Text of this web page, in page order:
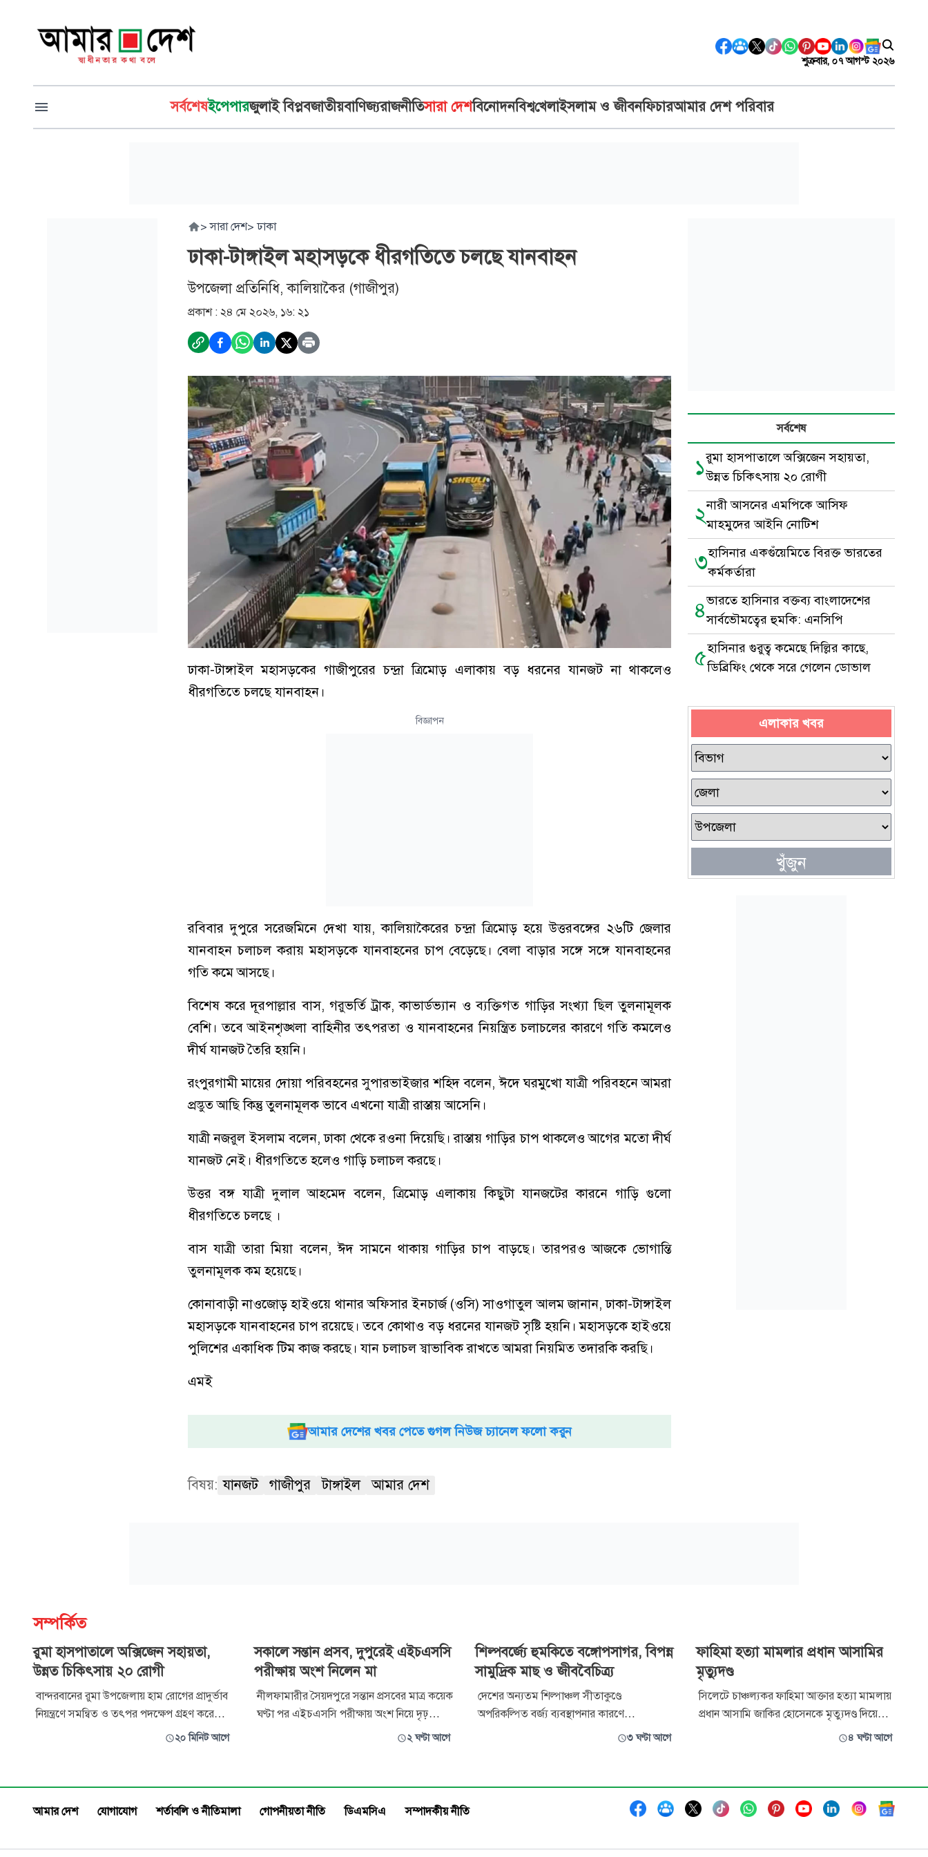
শুক্রবার, ০৭ আগস্ট ২০২৬
সর্বশেষইপেপারজুলাই বিপ্লবজাতীয়বাণিজ্যরাজনীতিসারা দেশবিনোদনবিশ্বখেলাইসলাম ও জীবনফিচারআমার দেশ পরিবার
> সারা দেশ> ঢাকা
ঢাকা-টাঙ্গাইল মহাসড়কে ধীরগতিতে চলছে যানবাহন
উপজেলা প্রতিনিধি, কালিয়াকৈর (গাজীপুর)
প্রকাশ : ২৪ মে ২০২৬, ১৬: ২১
ঢাকা-টাঙ্গাইল মহাসড়কের গাজীপুরের চন্দ্রা ত্রিমোড় এলাকায় বড় ধরনের যানজট না থাকলেও
ধীরগতিতে চলছে যানবাহন।
বিজ্ঞাপন
রবিবার দুপুরে সরেজমিনে দেখা যায়, কালিয়াকৈরের চন্দ্রা ত্রিমোড় হয়ে উত্তরবঙ্গের ২৬টি জেলার
যানবাহন চলাচল করায় মহাসড়কে যানবাহনের চাপ বেড়েছে। বেলা বাড়ার সঙ্গে সঙ্গে যানবাহনের
গতি কমে আসছে।
বিশেষ করে দূরপাল্লার বাস, গরুভর্তি ট্রাক, কাভার্ডভ্যান ও ব্যক্তিগত গাড়ির সংখ্যা ছিল তুলনামূলক
বেশি। তবে আইনশৃঙ্খলা বাহিনীর তৎপরতা ও যানবাহনের নিয়ন্ত্রিত চলাচলের কারণে গতি কমলেও
দীর্ঘ যানজট তৈরি হয়নি।
রংপুরগামী মায়ের দোয়া পরিবহনের সুপারভাইজার শহিদ বলেন, ঈদে ঘরমুখো যাত্রী পরিবহনে আমরা
প্রস্তুত আছি কিন্তু তুলনামূলক ভাবে এখনো যাত্রী রাস্তায় আসেনি।
যাত্রী নজরুল ইসলাম বলেন, ঢাকা থেকে রওনা দিয়েছি। রাস্তায় গাড়ির চাপ থাকলেও আগের মতো দীর্ঘ
যানজট নেই। ধীরগতিতে হলেও গাড়ি চলাচল করছে।
উত্তর বঙ্গ যাত্রী দুলাল আহমেদ বলেন, ত্রিমোড় এলাকায় কিছুটা যানজটের কারনে গাড়ি গুলো
ধীরগতিতে চলছে ।
বাস যাত্রী তারা মিয়া বলেন, ঈদ সামনে থাকায় গাড়ির চাপ বাড়ছে। তারপরও আজকে ভোগান্তি
তুলনামূলক কম হয়েছে।
কোনাবাড়ী নাওজোড় হাইওয়ে থানার অফিসার ইনচার্জ (ওসি) সাওগাতুল আলম জানান, ঢাকা-টাঙ্গাইল
মহাসড়কে যানবাহনের চাপ রয়েছে। তবে কোথাও বড় ধরনের যানজট সৃষ্টি হয়নি। মহাসড়কে হাইওয়ে
পুলিশের একাধিক টিম কাজ করছে। যান চলাচল স্বাভাবিক রাখতে আমরা নিয়মিত তদারকি করছি।
এমই
আমার দেশের খবর পেতে গুগল নিউজ চ্যানেল ফলো করুন
বিষয়: যানজট গাজীপুর টাঙ্গাইল আমার দেশ
সর্বশেষ
১রুমা হাসপাতালে অক্সিজেন সহায়তা,
উন্নত চিকিৎসায় ২০ রোগী
২নারী আসনের এমপিকে আসিফ
মাহমুদের আইনি নোটিশ
৩হাসিনার একগুঁয়েমিতে বিরক্ত ভারতের
কর্মকর্তারা
৪ভারতে হাসিনার বক্তব্য বাংলাদেশের
সার্বভৌমত্বের হুমকি: এনসিপি
৫হাসিনার গুরুত্ব কমেছে দিল্লির কাছে,
ডিব্রিফিং থেকে সরে গেলেন ডোভাল
এলাকার খবর
খুঁজুন
সম্পর্কিত
রুমা হাসপাতালে অক্সিজেন সহায়তা,
উন্নত চিকিৎসায় ২০ রোগী
বান্দরবানের রুমা উপজেলায় হাম রোগের প্রাদুর্ভাব
নিয়ন্ত্রণে সমন্বিত ও তৎপর পদক্ষেপ গ্রহণ করেছে
জেলা ও উপজেলা প্রশাসন। পরিস্থিতির সার্বিক
হয়েছে বিভিন্ন উদ্যোগ। এরই অংশ হিসেবে রুমা
উপজেলা স্বাস্থ্য কমপ্লে
২০ মিনিট আগে
সকালে সন্তান প্রসব, দুপুরেই এইচএসসি
পরীক্ষায় অংশ নিলেন মা
নীলফামারীর সৈয়দপুরে সন্তান প্রসবের মাত্র কয়েক
ঘণ্টা পর এইচএসসি পরীক্ষায় অংশ নিয়ে দৃঢ়
মনোবলের এক অনন্য দৃষ্টান্ত স্থাপন করেছেন এক
অংশ নেন আনাবিউল উম্মি। বর্তমানে মা ও
নবজাতক দুজনই সুস্থ র
২ ঘণ্টা আগে
শিল্পবর্জ্যে হুমকিতে বঙ্গোপসাগর, বিপন্ন
সামুদ্রিক মাছ ও জীববৈচিত্র্য
দেশের অন্যতম শিল্পাঞ্চল সীতাকুণ্ডে
অপরিকল্পিত বর্জ্য ব্যবস্থাপনার কারণে
বঙ্গোপসাগরের সামুদ্রিক পরিবেশ হুমকির মুখে
জাহাজভাঙা শিল্পের অবশিষ্টাংশ এবং উপকূলীয়
এলাকার প্লাস্টিক ও অন্যান্য বর্জ্য সাগরে গিয়ে
৩ ঘণ্টা আগে
ফাহিমা হত্যা মামলার প্রধান আসামির
মৃত্যুদণ্ড
সিলেটে চাঞ্চল্যকর ফাহিমা আক্তার হত্যা মামলায়
প্রধান আসামি জাকির হোসেনকে মৃত্যুদণ্ড দিয়েছেন
আদালত। একই সঙ্গে তাকে ৫ লাখ টাকা
কালামকে খালাস দেওয়া হয়েছে। বৃহস্পিতবার
বেলা সাড়ে ১১টার দিকে সিলেট মহানগর শিশু
সহিংসতা দমন
৪ ঘণ্টা আগে
আমার দেশ যোগাযোগ শর্তাবলি ও নীতিমালা গোপনীয়তা নীতি ডিএমসিএ সম্পাদকীয় নীতি